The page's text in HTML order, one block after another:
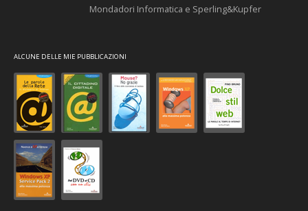
Mondadori Informatica e Sperling&Kupfer
ALCUNE DELLE MIE PUBBLICAZIONI